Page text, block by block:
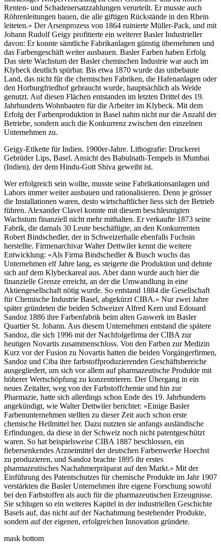
Renten- und Schadenersatzzahlungen verurteilt. Er musste auch
Röhrenleitungen bauen, die alle giftigen Rückstände in den Rhein
leiteten.» Der Arsenprozess von 1864 ruinierte Müller-Pack, und mit
Johann Rudolf Geigy profitierte ein weiterer Basler Industrieller
davon: Er konnte sämtliche Fabrikanlagen günstig übernehmen und
das Farbengeschäft weiter ausbauen. Basler Farben haben Erfolg
Das stete Wachstum der Basler chemischen Industrie war auch im
Klybeck deutlich spürbar. Bis etwa 1870 wurde das unbebaute
Land, das nicht für die chemischen Fabriken, die Hafenanlagen oder
den Horburgfriedhof gebraucht wurde, hauptsächlich als Weide
genutzt. Auf diesen Flächen entstanden im letzten Drittel des 19.
Jahrhunderts Wohnbauten für die Arbeiter im Klybeck. Mit dem
Erfolg der Farbenproduktion in Basel nahm nicht nur die Anzahl der
Betriebe, sondern auch die Konkurrenz zwischen den einzelnen
Unternehmen zu.
Geigy-Etikette für Indien. 1900er-Jahre. Lithografie: Druckerei
Gebrüder Lips, Basel. Ansicht des Babulnath-Tempels in Mumbai
(Indien), der dem Hindu-Gott Shiva geweiht ist.
Wer erfolgreich sein wollte, musste seine Fabrikationsanlagen und
Labors immer weiter ausbauen und rationalisieren. Denn je grösser
die Installationen waren, desto wirtschaftlicher liess sich der Betrieb
führen. Alexander Clavel konnte mit diesem beschleunigten
Wachstum finanziell nicht mehr mithalten. Er verkaufte 1873 seine
Fabrik, die damals 30 Leute beschäftigte, an den Konkurrenten
Robert Bindschedler, der in Schweizerhalle ebenfalls Fuchsin
herstellte. Firmenarchivar Walter Dettwiler kennt die weitere
Entwicklung: «Als Firma Bindschedler & Busch wuchs das
Unternehmen elf Jahre lang, es steigerte die Produktion und dehnte
sich auf dem Klybeckareal aus. Aber dann wurde auch hier die
finanzielle Grenze erreicht, an der die Umwandlung in eine
Aktiengesellschaft nötig wurde. So entstand 1884 die Gesellschaft
für Chemische Industrie Basel, abgekürzt CIBA.» Nur zwei Jahre
später gründeten die beiden Schweizer Alfred Kern und Edouard
Sandoz 1886 ihre Farbenfabrik beim alten Gaswerk im Basler
Quartier St. Johann. Aus diesem Unternehmen entstand die spätere
Sandoz, die sich 1996 mit der Nachfolgefirma der CIBA zur
heutigen Novartis zusammenschloss. Von den Farben zur Medizin
Kurz vor der Fusion zu Novartis hatten die beiden Vorgängerfirmen,
Sandoz und Ciba ihre farbstoffproduzierenden Geschäftsbereiche
ausgegliedert, um sich vor allem auf pharmazeutische Produkte mit
höherer Wertschöpfung zu konzentrieren. Der Übergang in ein
neues Zeitalter, weg von der Farbstoffchemie und hin zur
Pharmazie, hatte sich allerdings schon Ende des 19. Jahrhunderts
angekündigt, wie Walter Dettwiler berichtet: «Einige Basler
Farbenunternehmen stellten zu dieser Zeit auch schon erste
chemische Heilmittel her. Dazu nutzten sie anfangs ausländische
Erfindungen, da diese in der Schweiz noch nicht patentgeschützt
waren. So hat beispielsweise CIBA 1887 beschlossen, ein
fiebersenkendes Arzneimittel der deutschen Farbenwerke Hoechst
zu produzieren, und Sandoz brachte 1895 ihr erstes
pharmazeutisches Nachahmerpräparat auf den Markt.» Mit der
Einführung des Patentschutzes für chemische Produkte im Jahr 1907
verstärkten die Basler Unternehmen ihre eigene Forschung sowohl
bei den Farbstoffen als auch für die pharmazeutischen Erzeugnisse.
Sie schlugen so ein weiteres Kapitel in der industriellen Geschichte
Basels auf, das nicht auf der Nachahmung bestehender Produkte,
sondern auf der eigenen, erfolgreichen Innovation gründete.
mask bottom